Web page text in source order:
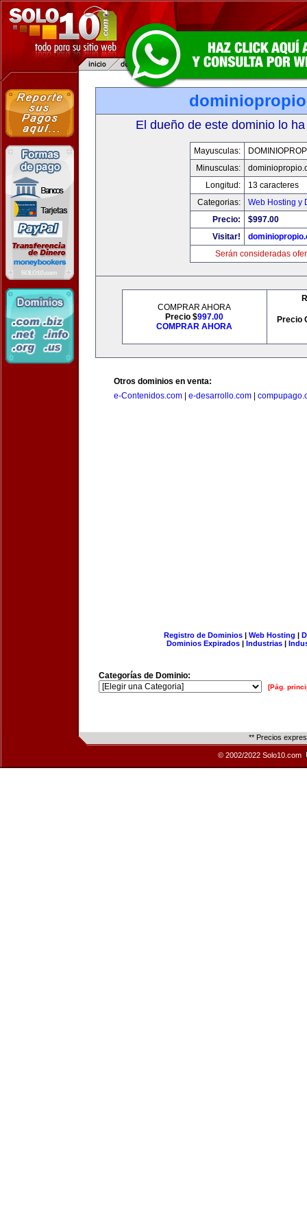
El dueño de este dominio lo
Mayusculas:
Minusculas:
Longitud:
13 caracteres
Categorias:
Web Hosting y
Precio:
$997.00
Visitar!
Serán consideradas
COMPRAR AHORA
Precio $997.00
COMPRAR AHORA
Precio
Otros dominios en venta:
e-Contenidos.com
e-desarrollo.com
Registro de Dominios| Web Hosting |
Dominios Expirados | Industrias |
Categorías de Dominio:
[Pág.
** Precios
© 2002/2022 Solo10.com